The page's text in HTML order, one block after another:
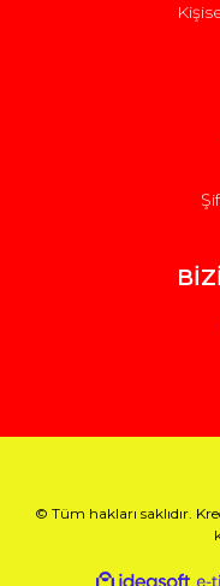
© Tüm hakları saklıdır.